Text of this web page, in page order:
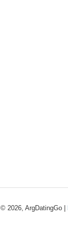
© 2026, ArgDatingGo |